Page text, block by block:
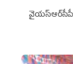
వైయ‌స్ఆర్‌సీపీ